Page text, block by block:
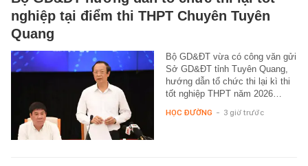
nghiệp tại điểm thi THPT Chuyên Tuyên
Quang
Bộ GD&ĐT vừa có công văn gửi
Sở GD&ĐT tỉnh Tuyên Quang,
hướng dẫn tổ chức thi lại kì thi
tốt nghiệp THPT năm 2026…
HỌC ĐƯỜNG - 3 giờ trước